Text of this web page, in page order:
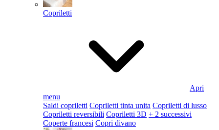
Copriletti
Apri
menu
Saldi copriletti Copriletti tinta unita Copriletti di lusso
Copriletti reversibili Copriletti 3D + 2 successivi
Coperte francesi Copri divano